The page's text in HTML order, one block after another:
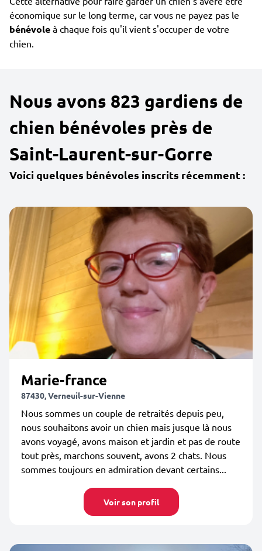
économique sur le long terme, car vous ne payez pas le
bénévole à chaque fois qu'il vient s'occuper de votre
chien.
Nous avons 823 gardiens de
chien bénévoles près de
Saint-Laurent-sur-Gorre
Voici quelques bénévoles inscrits récemment :
Marie-france
87430, Verneuil-sur-Vienne
Nous sommes un couple de retraités depuis peu,
nous souhaitons avoir un chien mais jusque là nous
avons voyagé, avons maison et jardin et pas de route
tout près, marchons souvent, avons 2 chats. Nous
sommes toujours en admiration devant certains...
Voir son profil